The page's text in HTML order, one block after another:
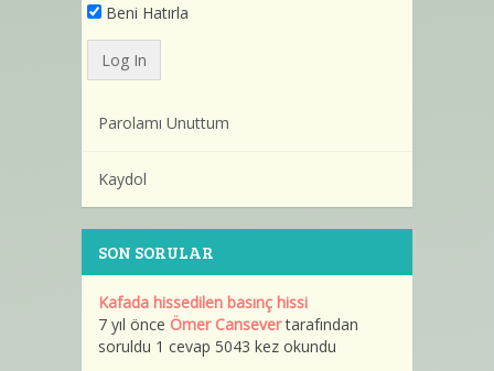
Beni Hatırla
Parolamı Unuttum
Kaydol
SON SORULAR
Kafada hissedilen basınç hissi
7 yıl önce Ömer Cansevertarafından
soruldu 1 cevap 5043 kez okundu